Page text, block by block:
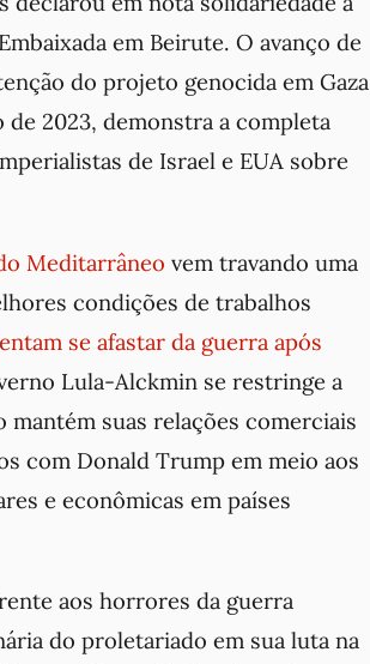
em Beirute. O avanço de
do projeto genocida em Gaza
2023, demonstra a completa
de Israel e EUA sobre
Meditarrâneo vem travando uma
condições de trabalhos
se afastar da guerra após
Lula-Alckmin se restringe a
suas relações comerciais
com Donald Trump em meio aos
e econômicas em países
aos horrores da guerra
do proletariado em sua luta na